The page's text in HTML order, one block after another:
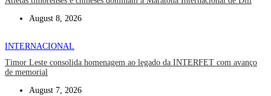
August 8, 2026
INTERNACIONAL
Timor Leste consolida homenagem ao legado da INTERFET com avanço
de memorial
August 7, 2026